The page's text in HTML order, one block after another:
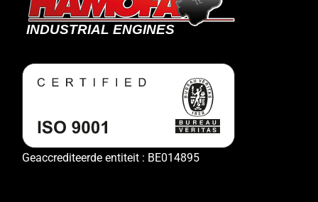
Geaccrediteerde entiteit : BE014895